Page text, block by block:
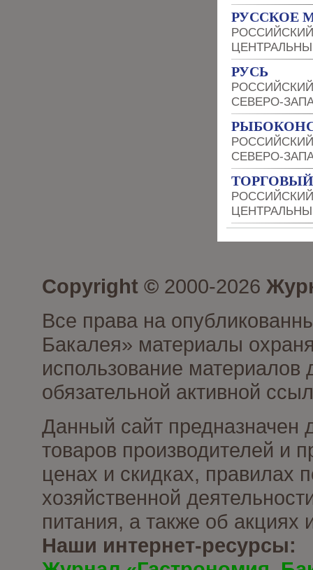
РУССКОЕ
РУСЬ
СЕВЕРО-
СЕВЕРО-
Copyright © 2000-2026
Все права на
Бакалея» материалы
использование материалов
обязательной активной
Данный сайт предназначен
товаров производителей и
ценах и скидках, правилах
хозяйственной
питания, а также об
Наши интернет-ресурсы: